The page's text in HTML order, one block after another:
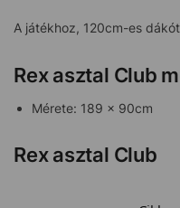
A játékhoz, 120cm-es
Rex asztal Club
Mérete: 189 x 90cm
Rex asztal Club